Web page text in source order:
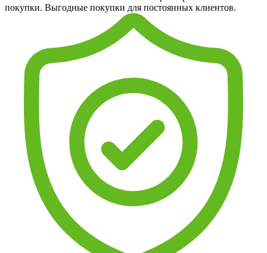
покупки. Выгодные покупки для постоянных клиентов.